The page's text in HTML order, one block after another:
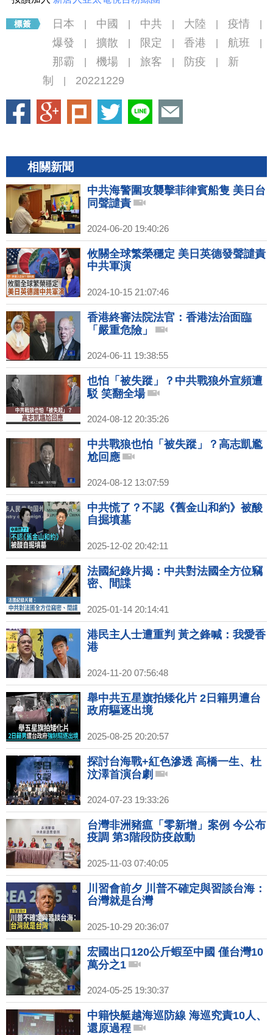
日本 中國 中共 大陸 疫情
爆發 擴散 限定 香港 航班
那霸 機場 旅客 防疫
新
制
20221229
相關新聞
中共海警圍攻襲擊菲律賓船隻 美日台
同聲譴責
2024-06-20 19:40:26
攸關全球繁榮穩定 美日英德發聲譴責
中共軍演
2024-10-15 21:07:46
香港終審法院法官：香港法治面臨
「嚴重危險」
2024-06-11 19:38:55
也怕「被失蹤」？中共戰狼外宣頻遭
駁 笑翻全場
2024-08-12 20:35:26
中共戰狼也怕「被失蹤」？高志凱尷
尬回應
2024-08-12 13:07:59
中共慌了？不認《舊金山和約》被酸
自掘墳墓
2025-12-02 20:42:11
法國紀錄片揭：中共對法國全方位竊
密、間諜
2025-01-14 20:14:41
港民主人士遭重判 黃之鋒喊：我愛香
港
2024-11-20 07:56:48
舉中共五星旗拍矮化片 2日籍男遭台
政府驅逐出境
2025-08-25 20:20:57
探討台海戰+紅色滲透 高橋一生、杜
汶澤首演台劇
2024-07-23 19:33:26
台灣非洲豬瘟「零新增」案例 今公布
疫調 第3階段防疫啟動
2025-11-03 07:40:05
川習會前夕 川普不確定與習談台海：
台灣就是台灣
2025-10-29 20:36:07
宏國出口120公斤蝦至中國 僅台灣10
萬分之1
2024-05-25 19:30:37
中籍快艇越海巡防線 海巡究責10人、
還原過程